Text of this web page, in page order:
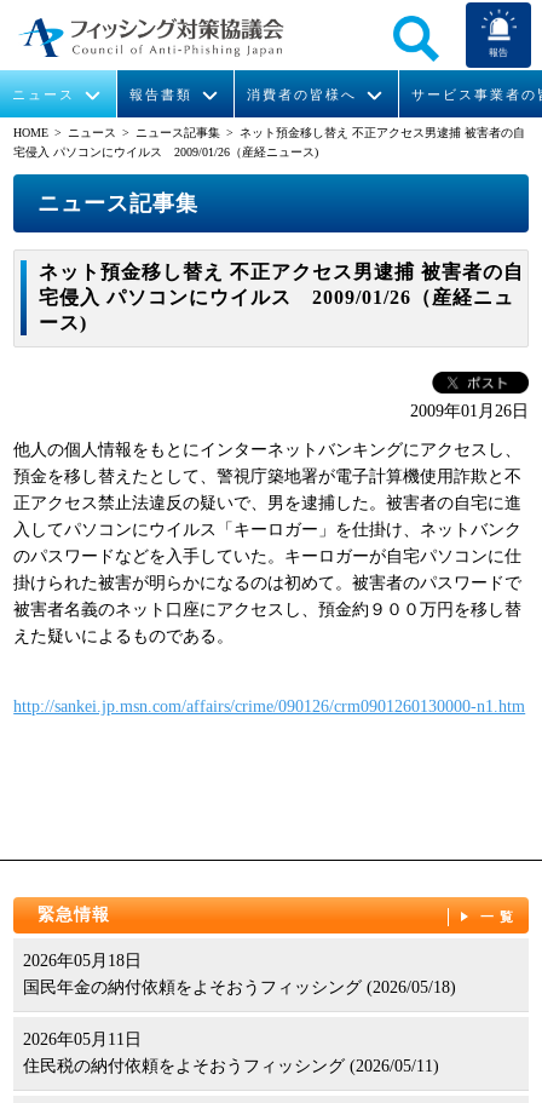
報告
ニュース
イベント
報告書類
月次報告書
消費者の皆様へ
フィッシングの報告
サービス事業者の
STOP. THINK. CONNECT.
運営委員紹介
メンバー
入会案内
パンフレット
HOME > ニュース > ニュース記事集 > ネット預金移し替え 不正アクセス男逮捕 被害者の自
宅侵入 パソコンにウイルス 2009/01/26（産経ニュース)
ニュース記事集
ネット預金移し替え 不正アクセス男逮捕 被害者の自
宅侵入 パソコンにウイルス 2009/01/26（産経ニュ
ース)
2009年01月26日
他人の個人情報をもとにインターネットバンキングにアクセスし、
預金を移し替えたとして、警視庁築地署が電子計算機使用詐欺と不
正アクセス禁止法違反の疑いで、男を逮捕した。被害者の自宅に進
入してパソコンにウイルス「キーロガー」を仕掛け、ネットバンク
のパスワードなどを入手していた。キーロガーが自宅パソコンに仕
掛けられた被害が明らかになるのは初めて。被害者のパスワードで
被害者名義のネット口座にアクセスし、預金約９００万円を移し替
えた疑いによるものである。
http://sankei.jp.msn.com/affairs/crime/090126/crm0901260130000-n1.htm
緊急情報 一覧
2026年05月18日
国民年金の納付依頼をよそおうフィッシング (2026/05/18)
2026年05月11日
住民税の納付依頼をよそおうフィッシング (2026/05/11)